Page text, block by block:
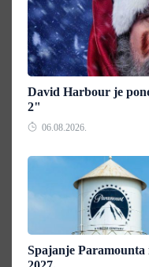
David Harbour je
2"
06.08.2026.
Spajanje